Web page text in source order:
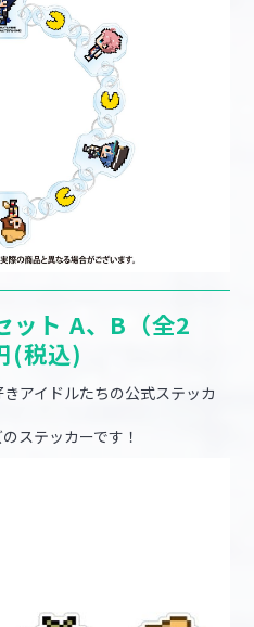
ット A、B（全2
税込)
アイドルたちの公式ステッカ
ステッカーです！